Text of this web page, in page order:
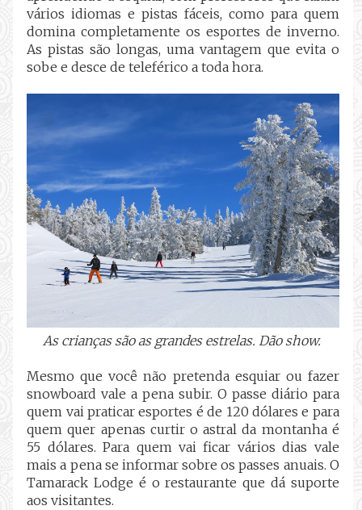
vários idiomas e pistas fáceis, como para quem
domina completamente os esportes de inverno.
As pistas são longas, uma vantagem que evita o
sobe e desce de teleférico a toda hora.
As crianças são as grandes estrelas. Dão show.
Mesmo que você não pretenda esquiar ou fazer
snowboard vale a pena subir. O passe diário para
quem vai praticar esportes é de 120 dólares e para
quem quer apenas curtir o astral da montanha é
55 dólares. Para quem vai ficar vários dias vale
mais a pena se informar sobre os passes anuais. O
Tamarack Lodge é o restaurante que dá suporte
aos visitantes.